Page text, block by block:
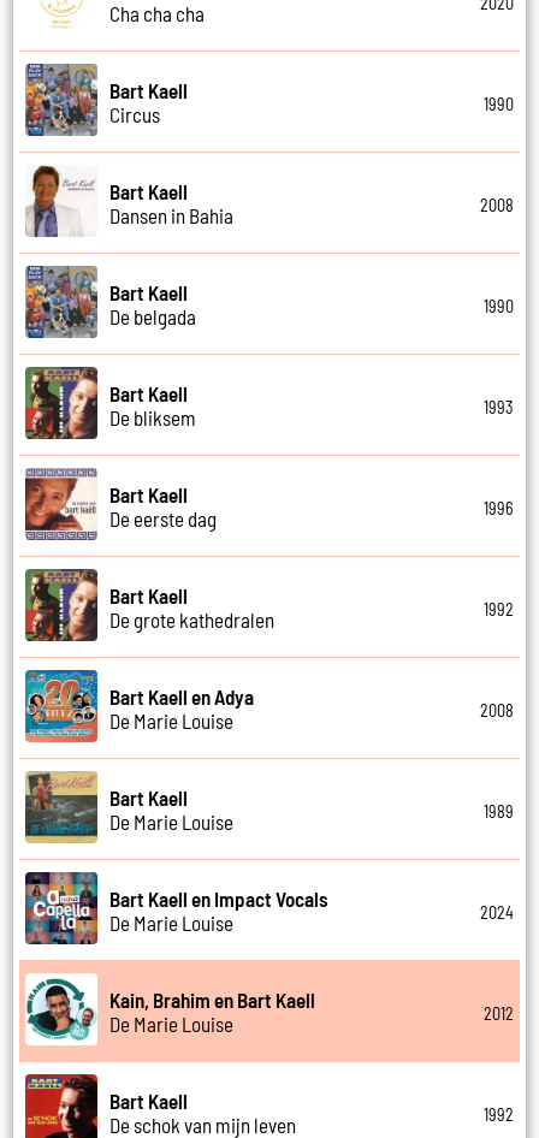
Cha cha cha
Bart Kaell
Circus
1990
Bart Kaell
Dansen in Bahia
2008
Bart Kaell
De belgada
1990
Bart Kaell
De bliksem
1993
Bart Kaell
De eerste dag
1996
Bart Kaell
De grote kathedralen
1992
Bart Kaell en Adya
De Marie Louise
2008
Bart Kaell
De Marie Louise
1989
Bart Kaell en Impact Vocals
De Marie Louise
2024
Kain, Brahim en Bart Kaell
De Marie Louise
2012
Bart Kaell
De schok van mijn leven
1992